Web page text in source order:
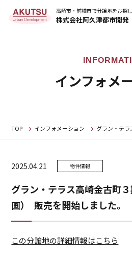
高崎市・前橋市で分譲地をお探
株式会社阿久津都市開発
インフォメ
TOP インフォメーション グラン・テ
2025.04.21 物件情報
グラン・テラス高崎金古町
画） 販売を開始しました。
この分譲地の詳細情報はこちら